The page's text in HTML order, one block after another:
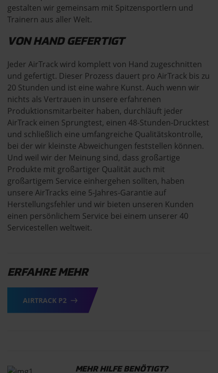
gestalten wir gemeinsam mit Spitzensportlern und
Trainern aus aller Welt.
VON HAND GEFERTIGT
Jeder AirTrack wird komplett von Hand zugeschnitten
und gefertigt. Dieser Prozess dauert pro AirTrack bis zu
20 Stunden und ist eine wahre Kunst. Auch wenn wir
nichts als Vertrauen in unsere erfahrenen
Produktionsmitarbeiter haben, durchläuft jeder
AirTrack einen Sprungtest, einen 48-Stunden-Drucktest
und schließlich eine umfangreiche Qualitätskontrolle,
bei der wir kleinste Abweichungen feststellen können.
Und weil wir der Meinung sind, dass großartige
Produkte mit großartiger Qualität auch mit
großartigem Service einhergehen sollten, haben
unsere AirTracks eine 5-Jahres-Garantie auf
Herstellungsfehler und wir bieten unseren Kunden
einen persönlichem Service bei einem unserer 40
Servicestellen weltweit.
ERFAHRE MEHR
AIRTRACK P2
MEHR HILFE BENÖTIGT?